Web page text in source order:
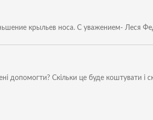
крыльев носа. С уважением- Леся
Скільки це буде коштувати і